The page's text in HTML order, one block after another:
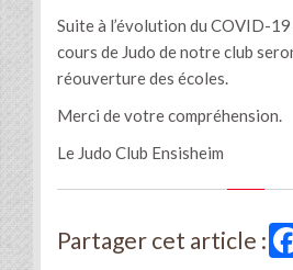
Suite à l’évolution du COVID-19
cours de Judo de notre club
réouverture des écoles.
Merci de votre compréhension.
Le Judo Club Ensisheim
Partager cet article :